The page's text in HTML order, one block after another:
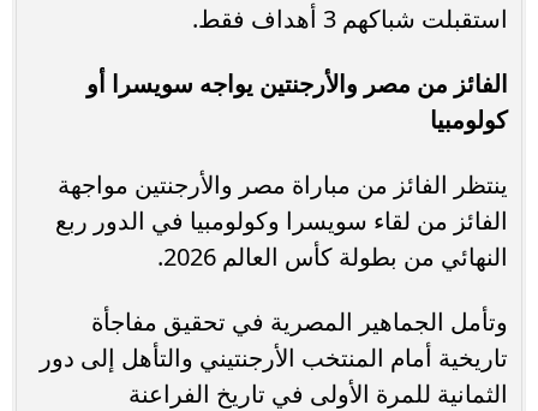
استقبلت شباكهم 3 أهداف فقط.
الفائز من مصر والأرجنتين يواجه سويسرا أو
كولومبيا
ينتظر الفائز من مباراة مصر والأرجنتين مواجهة
الفائز من لقاء سويسرا وكولومبيا في الدور ربع
النهائي من بطولة كأس العالم 2026.
وتأمل الجماهير المصرية في تحقيق مفاجأة
تاريخية أمام المنتخب الأرجنتيني والتأهل إلى دور
الثمانية للمرة الأولى في تاريخ الفراعنة